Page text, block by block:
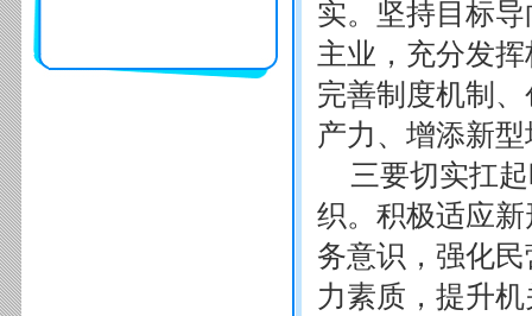
实。坚持目标
主业，充分发
完善制度机制
产力、增添新
三要切实扛
织。积极适应
务意识，强化
力素质，提升